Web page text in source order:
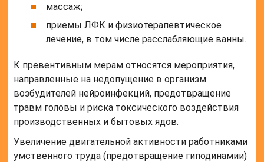
массаж;
приемы ЛФК и физиотерапевтическое
лечение, в том числе расслабляющие ванны.
К превентивным мерам относятся мероприятия,
направленные на недопущение в организм
возбудителей нейроинфекций, предотвращение
травм головы и риска токсического воздействия
производственных и бытовых ядов.
Увеличение двигательной активности работниками
умственного труда (предотвращение гиподинамии)